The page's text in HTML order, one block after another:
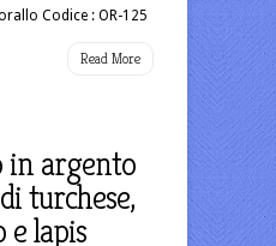
Codice : OR-125
Read More
in argento
turchese,
e lapis